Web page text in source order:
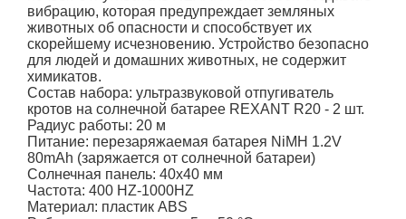
вибрацию, которая предупреждает земляных
животных об опасности и способствует их
скорейшему исчезновению. Устройство безопасно
для людей и домашних животных, не содержит
химикатов.
Состав набора: ультразвуковой отпугиватель
кротов на солнечной батарее REXANT R20 - 2 шт.
Радиус работы: 20 м
Питание: перезаряжаемая батарея NiMH 1.2V
80mAh (заряжается от солнечной батареи)
Солнечная панель: 40х40 мм
Частота: 400 HZ-1000HZ
Материал: пластик ABS